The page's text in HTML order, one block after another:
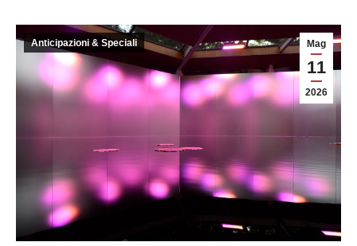
Mag
11
2026
Anticipazioni & Speciali